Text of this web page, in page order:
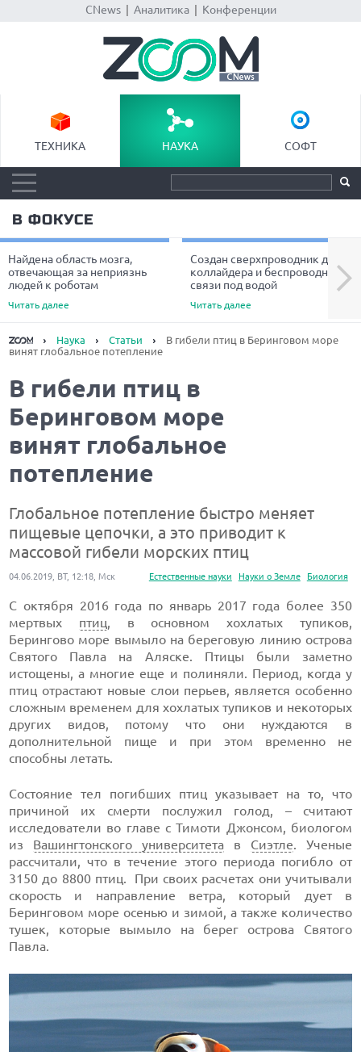
CNews| Аналитика| Конференции
ТЕХНИКА НАУКА СОФТ
В ФОКУСЕ
Найдена область мозга,
отвечающая за неприязнь
людей к роботам
Читать далее
Создан сверхпроводник для
коллайдера и беспроводной
связи под водой
Читать далее
Next
Наука Статьи
В гибели птиц в Беринговом море
винят глобальное потепление
В гибели птиц в
Беринговом море
винят глобальное
потепление
Глобальное потепление быстро меняет
пищевые цепочки, а это приводит к
массовой гибели морских птиц
Естественные науки Науки о Земле Биология
04.06.2019, ВТ, 12:18, Мск
С октября 2016 года по январь 2017 года более 350
мертвых птиц, в основном хохлатых тупиков,
Берингово море вымыло на береговую линию острова
Святого Павла на Аляске. Птицы были заметно
истощены, а многие еще и полиняли. Период, когда у
птиц отрастают новые слои перьев, является особенно
сложным временем для хохлатых тупиков и некоторых
других видов, потому что они нуждаются в
дополнительной пище и при этом временно не
способны летать.
Состояние тел погибших птиц указывает на то, что
причиной их смерти послужил голод, – считают
исследователи во главе с Тимоти Джонсом, биологом
из Вашингтонского университета в Сиэтле. Ученые
рассчитали, что в течение этого периода погибло от
3150 до 8800 птиц. При своих расчетах они учитывали
скорость и направление ветра, который дует в
Беринговом море осенью и зимой, а также количество
тушек, которые вымыло на берег острова Святого
Павла.